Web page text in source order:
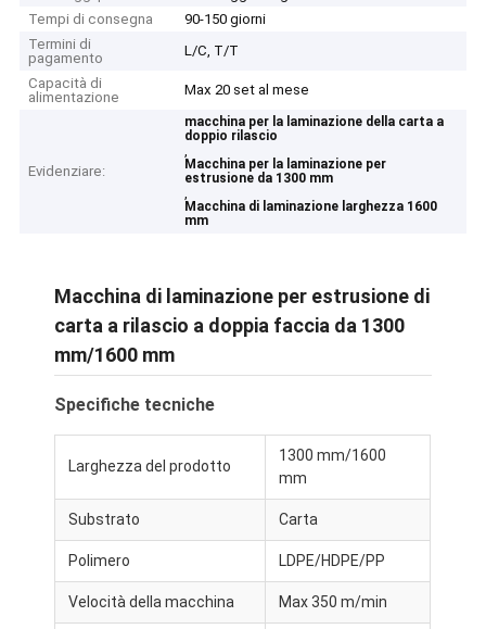
Tempi di consegna
90-150 giorni
Termini di
pagamento
L/C, T/T
Capacità di
alimentazione
Max 20 set al mese
Evidenziare:
macchina per la laminazione della carta a
doppio rilascio
,
Macchina per la laminazione per
estrusione da 1300 mm
,
Macchina di laminazione larghezza 1600
mm
Macchina di laminazione per estrusione di
carta a rilascio a doppia faccia da 1300
mm/1600 mm
Specifiche tecniche
Larghezza del prodotto
1300 mm/1600
mm
Substrato Carta
Polimero LDPE/HDPE/PP
Velocità della macchina Max 350 m/min